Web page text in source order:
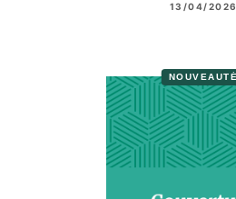
13/04/2026
NOUVEAUTÉ